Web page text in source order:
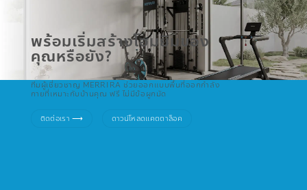
พร้อมเริ่มสร้างโฮมยิมของ
คุณหรือยัง?
ทีมผู้เชี่ยวชาญ MERRIRA ช่วยออกแบบพื้นที่ออกกำลัง
กายที่เหมาะกับบ้านคุณ ฟรี ไม่มีข้อผูกมัด
ติดต่อเรา ⟶ ดาวน์โหลดแคตตาล็อค